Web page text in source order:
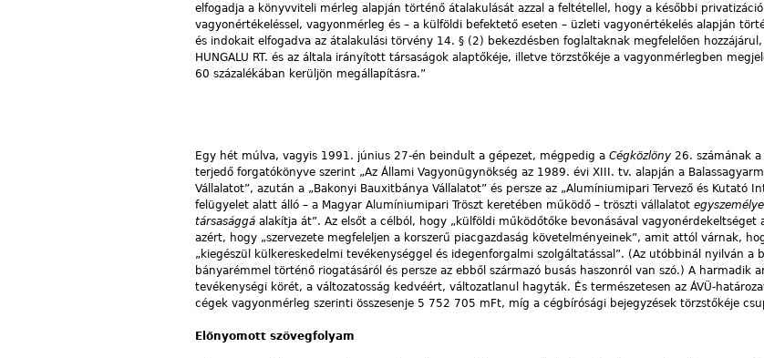
elfogadja a könyvviteli mérleg alapján történő átalakulását azzal a feltétellel, hogy a későbbi privatizáció
vagyonértékeléssel, vagyonmérleg és – a külföldi befektető eseten – üzleti vagyonértékelés alapján
és indokait elfogadva az átalakulási törvény 14. § (2) bekezdésben foglaltaknak megfelelően
HUNGALU RT. és az általa irányított társaságok alaptőkéje, illetve törzstőkéje a vagyonmérlegben
60 százalékában kerüljön megállapításra.”
Egy hét múlva, vagyis 1991. június 27-én beindult a gépezet, mégpedig a Cégközlöny 26. számának
terjedő forgatókönyve szerint „Az Állami Vagyonügynökség az 1989. évi XIII. tv. alapján a
Vállalatot”, azután a „Bakonyi Bauxitbánya Vállalatot” és persze az „Alumíniumipari Tervező és Kutató
felügyelet alatt álló – a Magyar Alumíniumipari Tröszt keretében működő – tröszti vállalatot
társasággá alakítja át”. Az elsőt a célból, hogy „külföldi működőtőke bevonásával vagyonérdekeltséget
azért, hogy „szervezete megfeleljen a korszerű piacgazdaság követelményeinek”, amit attól várnak,
„kiegészül külkereskedelmi tevékenységgel és idegenforgalmi szolgáltatással”. (Az utóbbinál nyilván
bányarémmel történő riogatásáról és persze az ebből származó busás haszonról van szó.) A harmadik
tevékenységi körét, a változatosság kedvéért, változatlanul hagyták. És természetesen az ÁVÜ-
cégek vagyonmérleg szerinti összesenje 5 752 705 mFt, míg a cégbírósági bejegyzések törzstőkéje
Előnyomott szövegfolyam